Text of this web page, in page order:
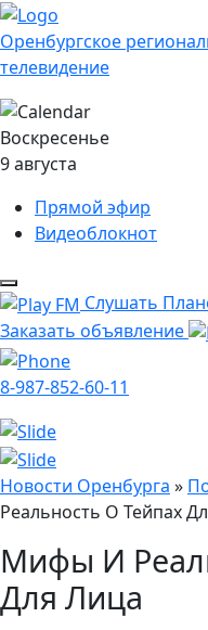
Оренбургское
телевидение
Воскресенье
9 августа
Прямой эфир
Видеоблокнот
Слушать
Заказать объявление
8-987-852-60-11
Новости Оренбурга »
Реальность О Тейпах
Мифы И
Для Лица